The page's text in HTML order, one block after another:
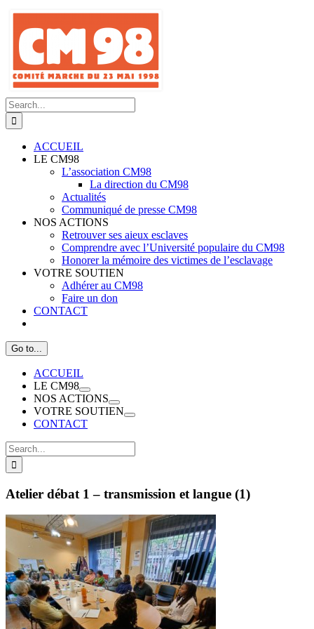
Skip
content
Search
for:
ACCUEIL
LE CM98
L’association CM98
La direction du CM98
Actualités
Communiqué de presse CM98
NOS ACTIONS
Retrouver ses aieux esclaves
Comprendre avec l’Université populaire du CM98
Honorer la mémoire des victimes de l’esclavage
VOTRE SOUTIEN
Adhérer au CM98
Faire un don
CONTACT
Go to...
ACCUEIL
LE CM98
NOS ACTIONS
VOTRE SOUTIEN
CONTACT
Search
for:
Atelier débat 1 – transmission et langue (1)